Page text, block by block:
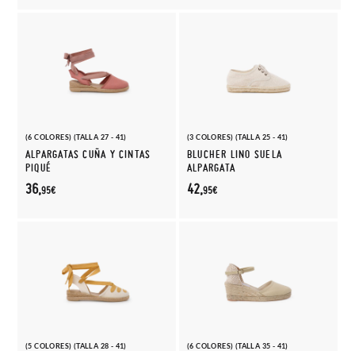
(6 COLORES) (TALLA 27 - 41)
ALPARGATAS CUÑA Y CINTAS
PIQUÉ
36,95€
(3 COLORES) (TALLA 25 - 41)
BLUCHER LINO SUELA
ALPARGATA
42,95€
(5 COLORES) (TALLA 28 - 41) (6 COLORES) (TALLA 35 - 41)